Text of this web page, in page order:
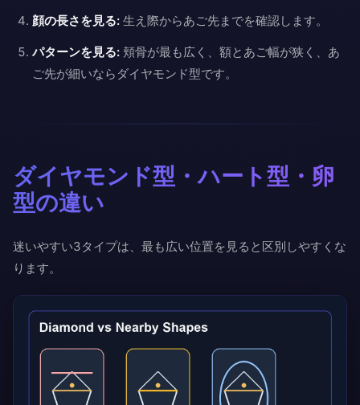
顔の長さを見る: 生え際からあご先までを確認します。
パターンを見る: 頬骨が最も広く、額とあご幅が狭く、あ
ご先が細いならダイヤモンド型です。
ダイヤモンド型・ハート型・卵
型の違い
迷いやすい3タイプは、最も広い位置を見ると区別しやすくな
ります。